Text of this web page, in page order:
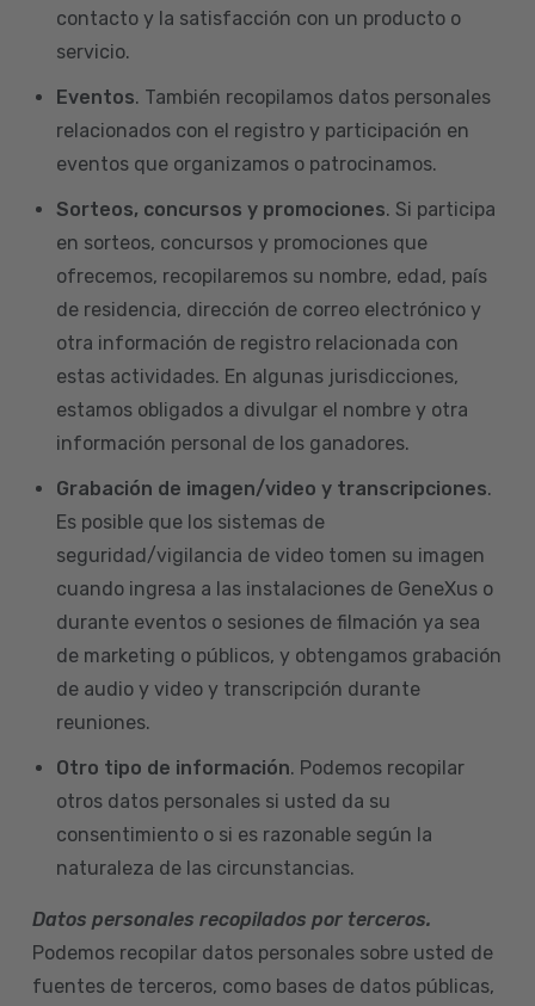
contacto y la satisfacción con un producto o
servicio.
Eventos. También recopilamos datos personales
relacionados con el registro y participación en
eventos que organizamos o patrocinamos.
Sorteos, concursos y promociones. Si participa
en sorteos, concursos y promociones que
ofrecemos, recopilaremos su nombre, edad, país
de residencia, dirección de correo electrónico y
otra información de registro relacionada con
estas actividades. En algunas jurisdicciones,
estamos obligados a divulgar el nombre y otra
información personal de los ganadores.
Grabación de imagen/video y transcripciones.
Es posible que los sistemas de
seguridad/vigilancia de video tomen su imagen
cuando ingresa a las instalaciones de GeneXus o
durante eventos o sesiones de filmación ya sea
de marketing o públicos, y obtengamos grabación
de audio y video y transcripción durante
reuniones.
Otro tipo de información. Podemos recopilar
otros datos personales si usted da su
consentimiento o si es razonable según la
naturaleza de las circunstancias.
Datos personales recopilados por terceros.
Podemos recopilar datos personales sobre usted de
fuentes de terceros, como bases de datos públicas,